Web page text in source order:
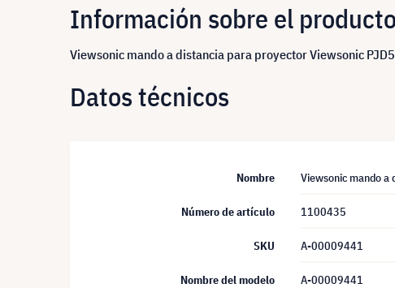
Información sobre el producto
Viewsonic mando a distancia para proyector Viewsonic
Datos técnicos
Nombre Viewsonic mando
Número de artículo 1100435
SKU A-00009441
Nombre del modelo A-00009441